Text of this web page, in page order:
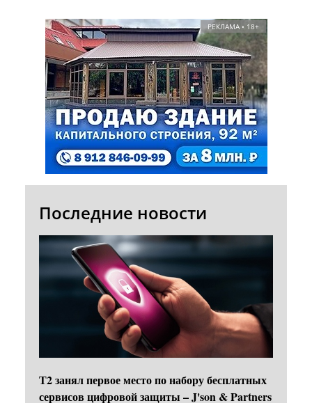
РЕКЛАМА • 18+
Последние новости
Т2 занял первое место по набору бесплатных
сервисов цифровой защиты – J'son & Partners